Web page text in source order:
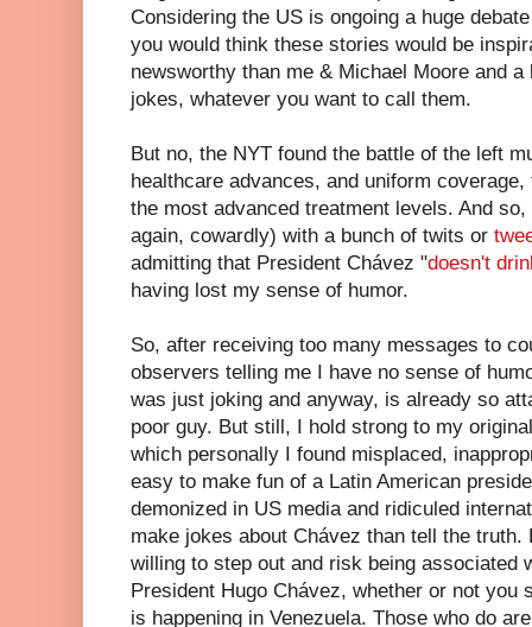
Considering the US is ongoing a huge
you would think these stories would be
newsworthy than me & Michael Moore and
jokes, whatever you want to call them.
But no, the NYT found the battle of the left
healthcare advances, and uniform
the most advanced treatment levels. And
again, cowardly) with a bunch of twits or
admitting that President Chávez "doesn't
having lost my sense of humor.
So, after receiving too many messages to
observers telling me I have no sense of
was just joking and anyway, is already so
poor guy. But still, I hold strong to my
which personally I found misplaced,
easy to make fun of a Latin American
demonized in US media and ridiculed
make jokes about Chávez than tell the
willing to step out and risk being associated
President Hugo Chávez, whether or not you
is happening in Venezuela. Those who do